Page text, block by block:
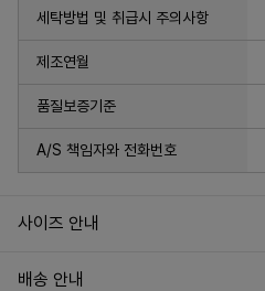
세탁방법 및 취급시 주의사항
제조연월
품질보증기준
A/S 책임자와 전화번호
사이즈 안내
배송 안내